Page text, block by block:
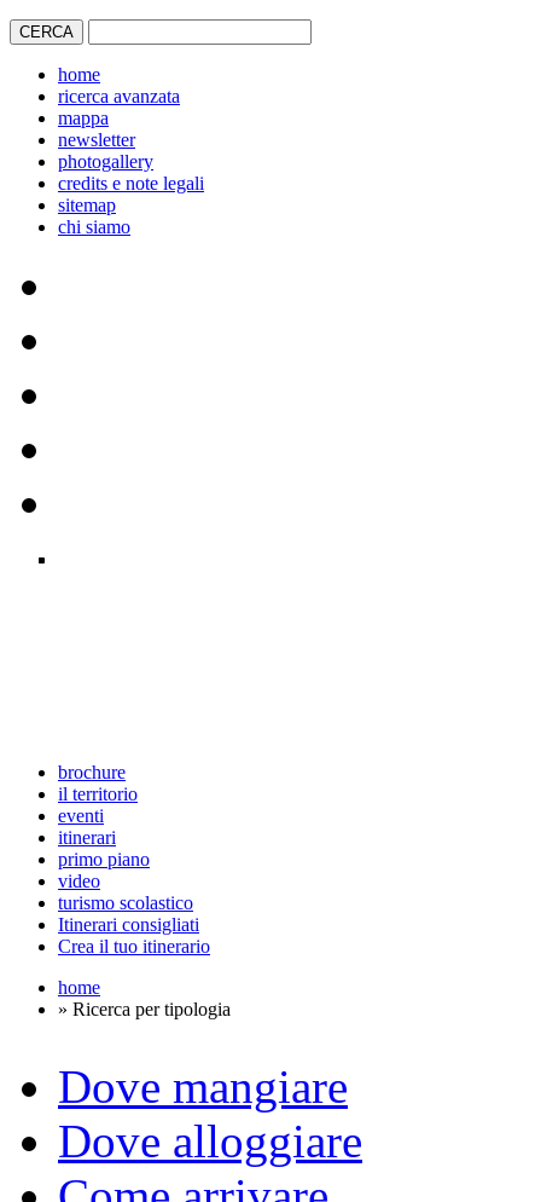
home
ricerca avanzata
mappa
newsletter
photogallery
credits e note legali
sitemap
chi siamo
brochure
il territorio
eventi
itinerari
primo piano
video
turismo scolastico
Itinerari consigliati
Crea il tuo itinerario
home
» Ricerca per tipologia
Dove mangiare
Dove alloggiare